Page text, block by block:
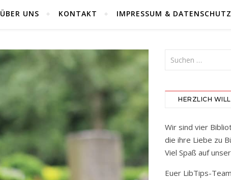
ÜBER UNS KONTAKT IMPRESSUM & DATENSCHUTZ
HERZLICH
Wir sind vier
die ihre Liebe zu
Viel Spaß auf
Euer LibTips-